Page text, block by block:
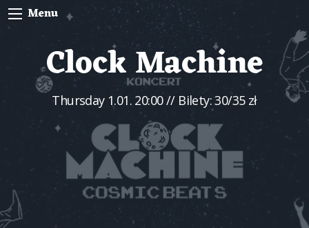
Menu
Clock Machine
Thursday 1.01. 20:00// Bilety: 30/35 zł